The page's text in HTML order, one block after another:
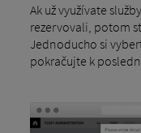
Ak už využívate
rezervovali, potom
Jednoducho si
pokračujte k